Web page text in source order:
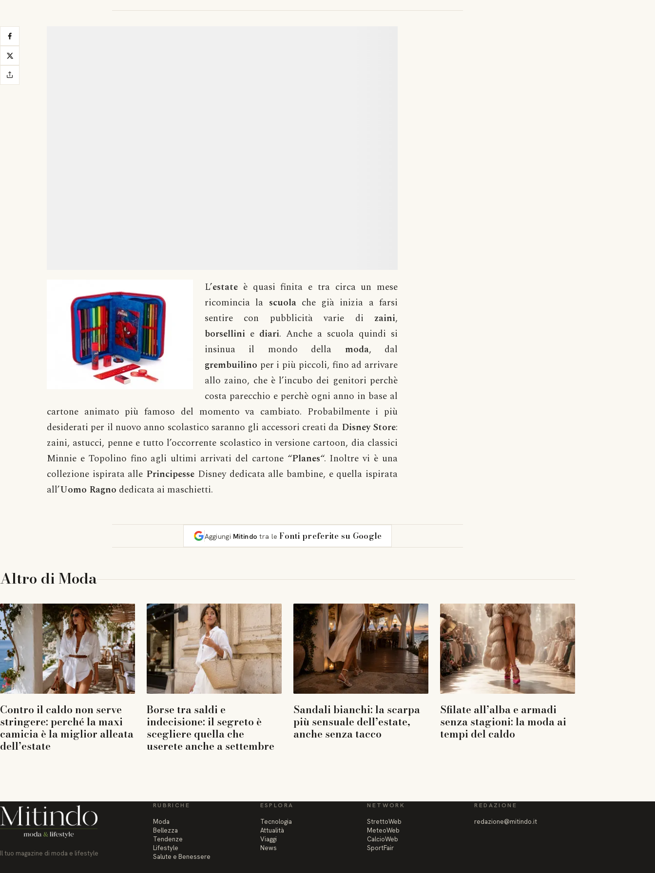
L’estate è quasi finita e tra circa un mese
ricomincia la scuolache già inizia a farsi
sentire con pubblicità varie di zaini,
borsellini e diari. Anche a scuola quindi si
insinua il mondo della moda, dal
grembuilino per i più piccoli, fino ad arrivare
allo zaino, che è l’incubo dei genitori perchè
costa parecchio e perchè ogni anno in base al
cartone animato più famoso del momento va cambiato. Probabilmente i più
desiderati per il nuovo anno scolastico saranno gli accessori creati da Disney Store:
zaini, astucci, penne e tutto l’occorrente scolastico in versione cartoon, dia classici
Minnie e Topolino fino agli ultimi arrivati del cartone “Planes“. Inoltre vi è una
collezione ispirata alle Principesse Disney dedicata alle bambine, e quella ispirata
all’Uomo Ragno dedicata ai maschietti.
Aggiungi Mitindo tra le Fonti preferite su Google
Altro diModa
Contro il caldo non serve
stringere: perché la maxi
camicia è la miglior alleata
dell’estate
Borse tra saldi e
indecisione: il segreto è
scegliere quella che
userete anche a settembre
Sandali bianchi: la scarpa
più sensuale dell’estate,
anche senza tacco
Sfilate all’alba e armadi
senza stagioni: la moda ai
tempi del caldo
Il tuo magazine di moda e lifestyle
RUBRICHE
Moda
Bellezza
Tendenze
Lifestyle
Salute e Benessere
ESPLORA
Tecnologia
Attualità
Viaggi
News
NETWORK
StrettoWeb
MeteoWeb
CalcioWeb
SportFair
REDAZIONE
redazione@mitindo.it